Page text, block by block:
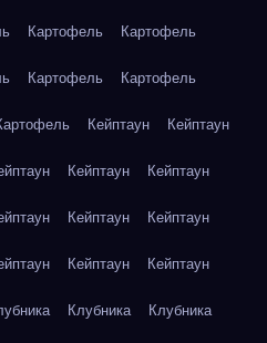
Картофель Картофель
Картофель Картофель
Кейптаун Кейптаун
Кейптаун Кейптаун
Кейптаун Кейптаун
Кейптаун Кейптаун
Клубника Клубника